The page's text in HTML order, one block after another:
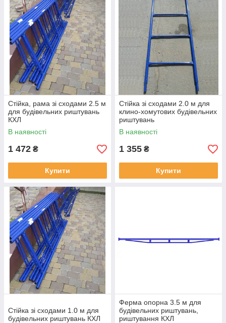
Стійка, рама зі сходами 2.5 м
для будівельних риштувань
КХЛ
В наявності
1 472 ₴
Купити
Стійка зі сходами 2.0 м для
клино-хомутових будівельних
риштувань
В наявності
1 355 ₴
Купити
Стійка зі сходами 1.0 м для
будівельних риштувань КХЛ
Ферма опорна 3.5 м для
будівельних риштувань,
риштування КХЛ